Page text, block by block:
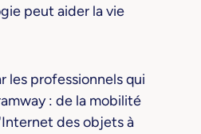
peut aider la vie
les professionnels qui
: de la mobilité
des objets à